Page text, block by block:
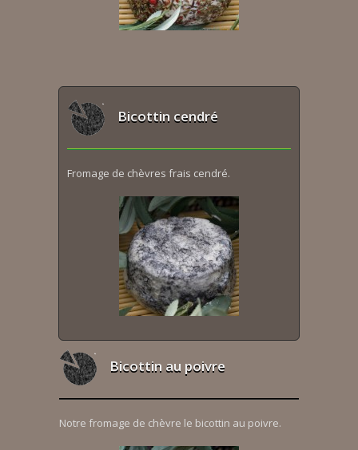
Bicottin cendré
Fromage de chèvres frais cendré.
Bicottin au poivre
Notre fromage de chèvre le bicottin au poivre.